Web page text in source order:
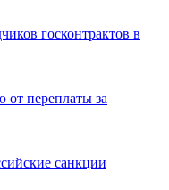
госконтрактов в
переплаты за
санкции